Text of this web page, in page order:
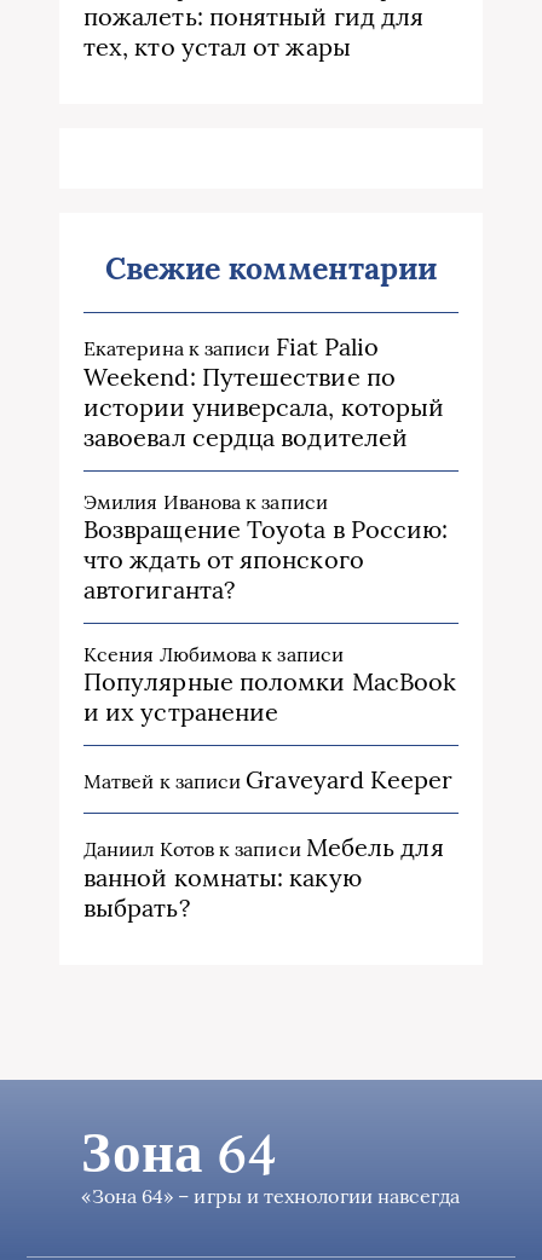
пожалеть: понятный гид для
тех, кто устал от жары
Свежие комментарии
Екатеринак записи Fiat Palio
Weekend: Путешествие по
истории универсала, который
завоевал сердца водителей
Эмилия Иванова к записи
Возвращение Toyota в Россию:
что ждать от японского
автогиганта?
Ксения Любимова к записи
Популярные поломки MacBook
и их устранение
Матвей к записи Graveyard Keeper
Даниил Котовк записи Мебель для
ванной комнаты: какую
выбрать?
Зона 64
«Зона 64» – игры и технологии навсегда